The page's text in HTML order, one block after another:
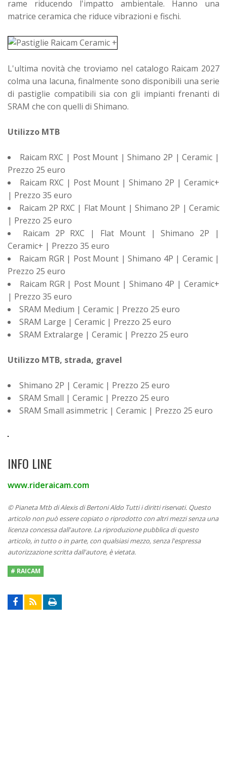
rame riducendo l'impatto ambientale. Hanno una
matrice ceramica che riduce vibrazioni e fischi.
L'ultima novità che troviamo nel catalogo Raicam 2027
colma una lacuna, finalmente sono disponibili una serie
di pastiglie compatibili sia con gli impianti frenanti di
SRAM che con quelli di Shimano.
Utilizzo MTB
Raicam RXC | Post Mount | Shimano 2P | Ceramic |
Prezzo 25 euro
Raicam RXC | Post Mount | Shimano 2P | Ceramic+
| Prezzo 35 euro
Raicam 2P RXC | Flat Mount | Shimano 2P | Ceramic
| Prezzo 25 euro
Raicam 2P RXC | Flat Mount | Shimano 2P |
Ceramic+ | Prezzo 35 euro
Raicam RGR | Post Mount | Shimano 4P | Ceramic |
Prezzo 25 euro
Raicam RGR | Post Mount | Shimano 4P | Ceramic+
| Prezzo 35 euro
SRAM Medium | Ceramic | Prezzo 25 euro
SRAM Large | Ceramic | Prezzo 25 euro
SRAM Extralarge | Ceramic | Prezzo 25 euro
Utilizzo MTB, strada, gravel
Shimano 2P | Ceramic | Prezzo 25 euro
SRAM Small | Ceramic | Prezzo 25 euro
SRAM Small asimmetric | Ceramic | Prezzo 25 euro
INFO LINE
www.rideraicam.com
© Pianeta Mtb di Alexis di Bertoni Aldo Tutti i diritti riservati. Questo
articolo non può essere copiato o riprodotto con altri mezzi senza una
licenza concessa dall'autore. La riproduzione pubblica di questo
articolo, in tutto o in parte, con qualsiasi mezzo, senza l'espressa
autorizzazione scritta dall'autore, è vietata.
# RAICAM